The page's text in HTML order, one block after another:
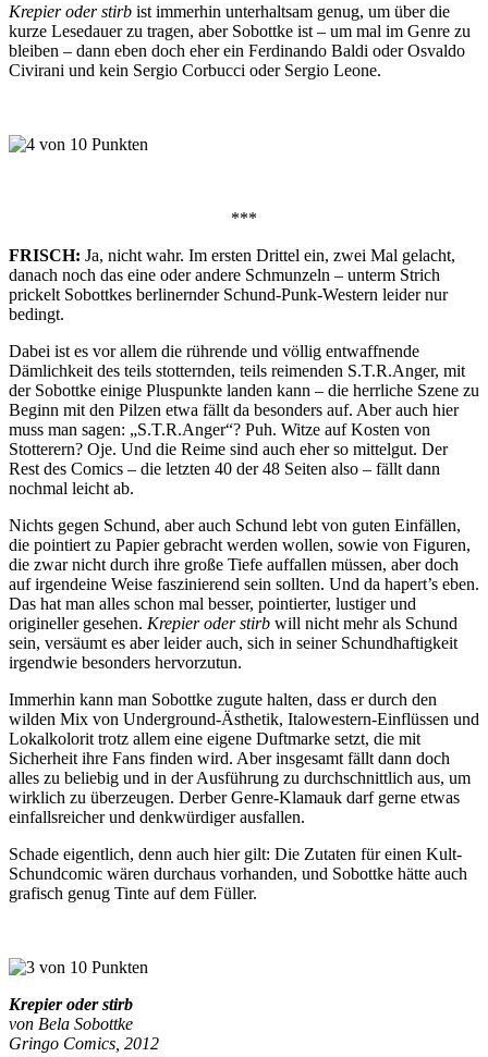
Krepier oder stirb ist immerhin unterhaltsam genug, um über die
kurze Lesedauer zu tragen, aber Sobottke ist – um mal im Genre zu
bleiben – dann eben doch eher ein Ferdinando Baldi oder Osvaldo
Civirani und kein Sergio Corbucci oder Sergio Leone.
***
FRISCH: Ja, nicht wahr. Im ersten Drittel ein, zwei Mal gelacht,
danach noch das eine oder andere Schmunzeln – unterm Strich
prickelt Sobottkes berlinernder Schund-Punk-Western leider nur
bedingt.
Dabei ist es vor allem die rührende und völlig entwaffnende
Dämlichkeit des teils stotternden, teils reimenden S.T.R.Anger, mit
der Sobottke einige Pluspunkte landen kann – die herrliche Szene zu
Beginn mit den Pilzen etwa fällt da besonders auf. Aber auch hier
muss man sagen: „S.T.R.Anger“? Puh. Witze auf Kosten von
Stotterern? Oje. Und die Reime sind auch eher so mittelgut. Der
Rest des Comics – die letzten 40 der 48 Seiten also – fällt dann
nochmal leicht ab.
Nichts gegen Schund, aber auch Schund lebt von guten Einfällen,
die pointiert zu Papier gebracht werden wollen, sowie von Figuren,
die zwar nicht durch ihre große Tiefe auffallen müssen, aber doch
auf irgendeine Weise faszinierend sein sollten. Und da hapert’s eben.
Das hat man alles schon mal besser, pointierter, lustiger und
origineller gesehen. Krepier oder stirb will nicht mehr als Schund
sein, versäumt es aber leider auch, sich in seiner Schundhaftigkeit
irgendwie besonders hervorzutun.
Immerhin kann man Sobottke zugute halten, dass er durch den
wilden Mix von Underground-Ästhetik, Italowestern-Einflüssen und
Lokalkolorit trotz allem eine eigene Duftmarke setzt, die mit
Sicherheit ihre Fans finden wird. Aber insgesamt fällt dann doch
alles zu beliebig und in der Ausführung zu durchschnittlich aus, um
wirklich zu überzeugen. Derber Genre-Klamauk darf gerne etwas
einfallsreicher und denkwürdiger ausfallen.
Schade eigentlich, denn auch hier gilt: Die Zutaten für einen Kult-
Schundcomic wären durchaus vorhanden, und Sobottke hätte auch
grafisch genug Tinte auf dem Füller.
Krepier oder stirb
von Bela Sobottke
Gringo Comics, 2012